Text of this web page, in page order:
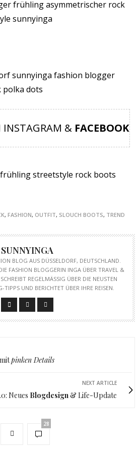
INSTAGRAM & FACEBOOK
, FASHION, OUTFIT, SLOUCH BOOTS, TREND
SUNNYINGA
BLOG AUS DÜSSELDORF, DEUTSCHLAND.
FASHION BLOGGERIN INGA ÜBER TRAVEL &
REGELMÄSSIG ÜBER DIE NEUSTEN T
UND BERICHTET ÜBER IHRE REISEN.
mitpinken Details
NEXT ARTICLE
Neues Blogdesign& Life-Update
28